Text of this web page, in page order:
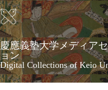
Skip
to
main
content
慶應義塾大学メディア
ョン
Digital Collections of Keio